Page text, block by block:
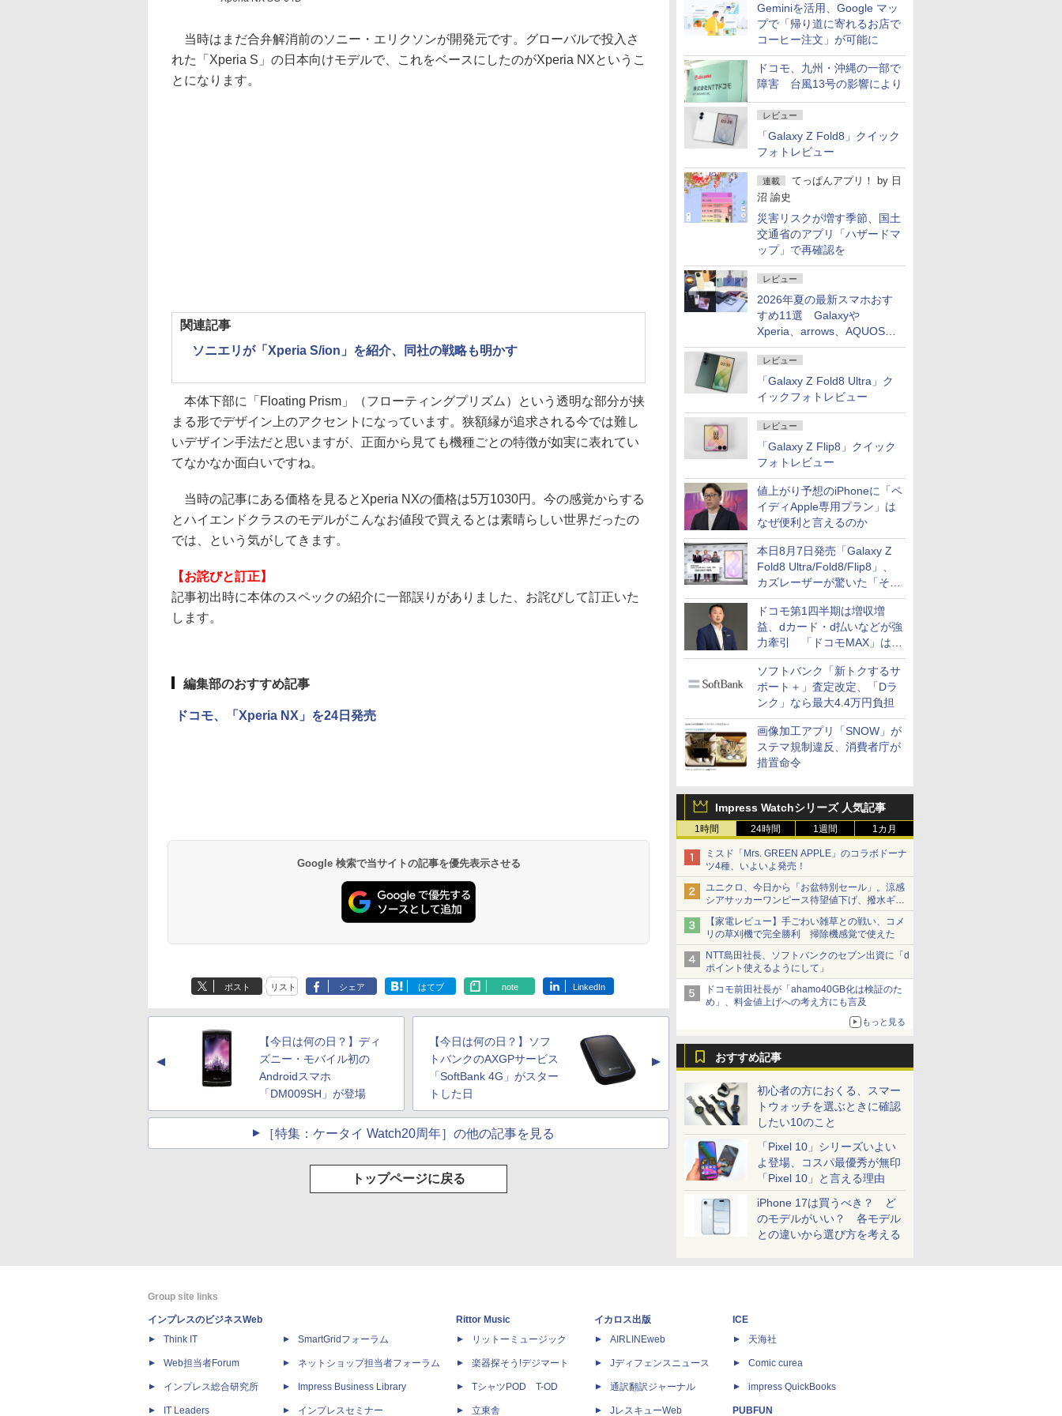
Geminiを活用、Google マッ
プで「帰り道に寄れるお店で
コーヒー注文」が可能に
ドコモ、九州・沖縄の一部で
障害 台風13号の影響により
レビュー
「Galaxy Z Fold8」クイック
フォトレビュー
連載 てっぱんアプリ！ by 日
沼 諭史
災害リスクが増す季節、国土
交通省のアプリ「ハザードマ
ップ」で再確認を
レビュー
2026年夏の最新スマホおす
すめ11選 Galaxyや
Xperia、arrows、AQUOSな
ど注目機種の特徴は
レビュー
「Galaxy Z Fold8 Ultra」ク
イックフォトレビュー
レビュー
「Galaxy Z Flip8」クイック
フォトレビュー
値上がり予想のiPhoneに「ペ
イディApple専用プラン」は
なぜ便利と言えるのか
本日8月7日発売「Galaxy Z
Fold8 Ultra/Fold8/Flip8」、
カズレーザーが驚いた「そば
屋のメニュー並みの薄さ」
ドコモ第1四半期は増収増
益、dカード・d払いなどが強
力牽引 「ドコモMAX」は
400万契約突破
ソフトバンク「新トクするサ
ポート＋」査定改定、「Dラ
ンク」なら最大4.4万円負担
画像加工アプリ「SNOW」が
ステマ規制違反、消費者庁が
措置命令
Impress Watchシリーズ 人気記事
1時間 24時間 1週間 1カ月
ミスド「Mrs. GREEN APPLE」のコラボドーナ
ツ4種、いよいよ発売！
ユニクロ、今日から「お盆特別セール」。涼感
シアサッカーワンピース待望値下げ、撥水ギア
ショーツは1990円に
【家電レビュー】手ごわい雑草との戦い、コメ
リの草刈機で完全勝利 掃除機感覚で使えた
NTT島田社長、ソフトバンクのセブン出資に「d
ポイント使えるようにして」
ドコモ前田社長が「ahamo40GB化は検証のた
め」、料金値上げへの考え方にも言及
もっと見る
おすすめ記事
初心者の方におくる、スマー
トウォッチを選ぶときに確認
したい10のこと
「Pixel 10」シリーズいよい
よ登場、コスパ最優秀が無印
「Pixel 10」と言える理由
iPhone 17は買うべき？ ど
のモデルがいい？ 各モデル
との違いから選び方を考える
当時はまだ合弁解消前のソニー・エリクソンが開発元です。グローバルで投入さ
れた「Xperia S」の日本向けモデルで、これをベースにしたのがXperia NXというこ
とになります。
関連記事
ソニエリが「Xperia S/ion」を紹介、同社の戦略も明かす
本体下部に「Floating Prism」（フローティングプリズム）という透明な部分が挟
まる形でデザイン上のアクセントになっています。狭額縁が追求される今では難し
いデザイン手法だと思いますが、正面から見ても機種ごとの特徴が如実に表れてい
てなかなか面白いですね。
当時の記事にある価格を見るとXperia NXの価格は5万1030円。今の感覚からする
とハイエンドクラスのモデルがこんなお値段で買えるとは素晴らしい世界だったの
では、という気がしてきます。
【お詫びと訂正】
記事初出時に本体のスペックの紹介に一部誤りがありました、お詫びして訂正いた
します。
編集部のおすすめ記事
ドコモ、「Xperia NX」を24日発売
Google 検索で当サイトの記事を優先表示させる
ポスト リスト シェア はてブ note LinkedIn
▲
【今日は何の日？】ディ
ズニー・モバイル初の
Androidスマホ
「DM009SH」が登場
【今日は何の日？】ソフ
トバンクのAXGPサービス
「SoftBank 4G」がスター
トした日
▲
［特集：ケータイ Watch20周年］の他の記事を見る
トップページに戻る
Group site links
インプレスのビジネスWeb
Think IT
Web担当者Forum
インプレス総合研究所
IT Leaders
SmartGridフォーラム
ネットショップ担当者フォーラム
Impress Business Library
インプレスセミナー
Rittor Music
リットーミュージック
楽器探そう!デジマート
TシャツPOD T-OD
立東舎
イカロス出版
AIRLINEweb
Jディフェンスニュース
通訳翻訳ジャーナル
JレスキューWeb
ICE
天海社
Comic curea
impress QuickBooks
PUBFUN